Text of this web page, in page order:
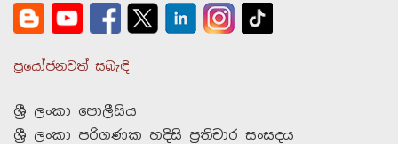
ප්‍රයෝජනවත් සබැඳි
ශ්‍රී ලංකා පොලීසිය
ශ්‍රී ලංකා පරිගණක හදිසි ප්‍රතිචාර සංසදය